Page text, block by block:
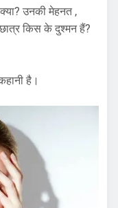
उनकी मेहनत ,
छात्र किस के दुश्मन हैं?
है।